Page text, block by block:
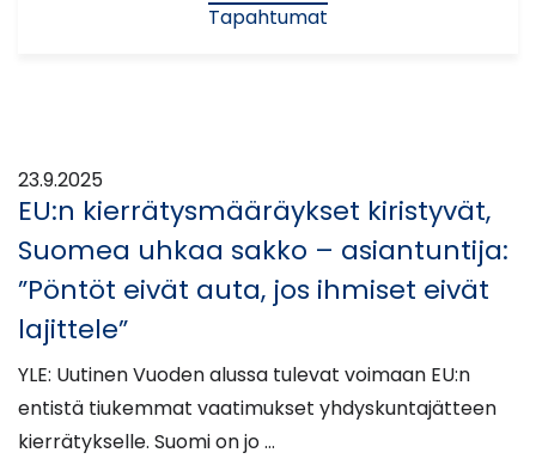
Tapahtumat
23.9.2025
EU:n kierrätysmääräykset kiristyvät,
Suomea uhkaa sakko – asiantuntija:
”Pöntöt eivät auta, jos ihmiset eivät
lajittele”
YLE: Uutinen Vuoden alussa tulevat voimaan EU:n
entistä tiukemmat vaatimukset yhdyskuntajätteen
kierrätykselle. Suomi on jo …